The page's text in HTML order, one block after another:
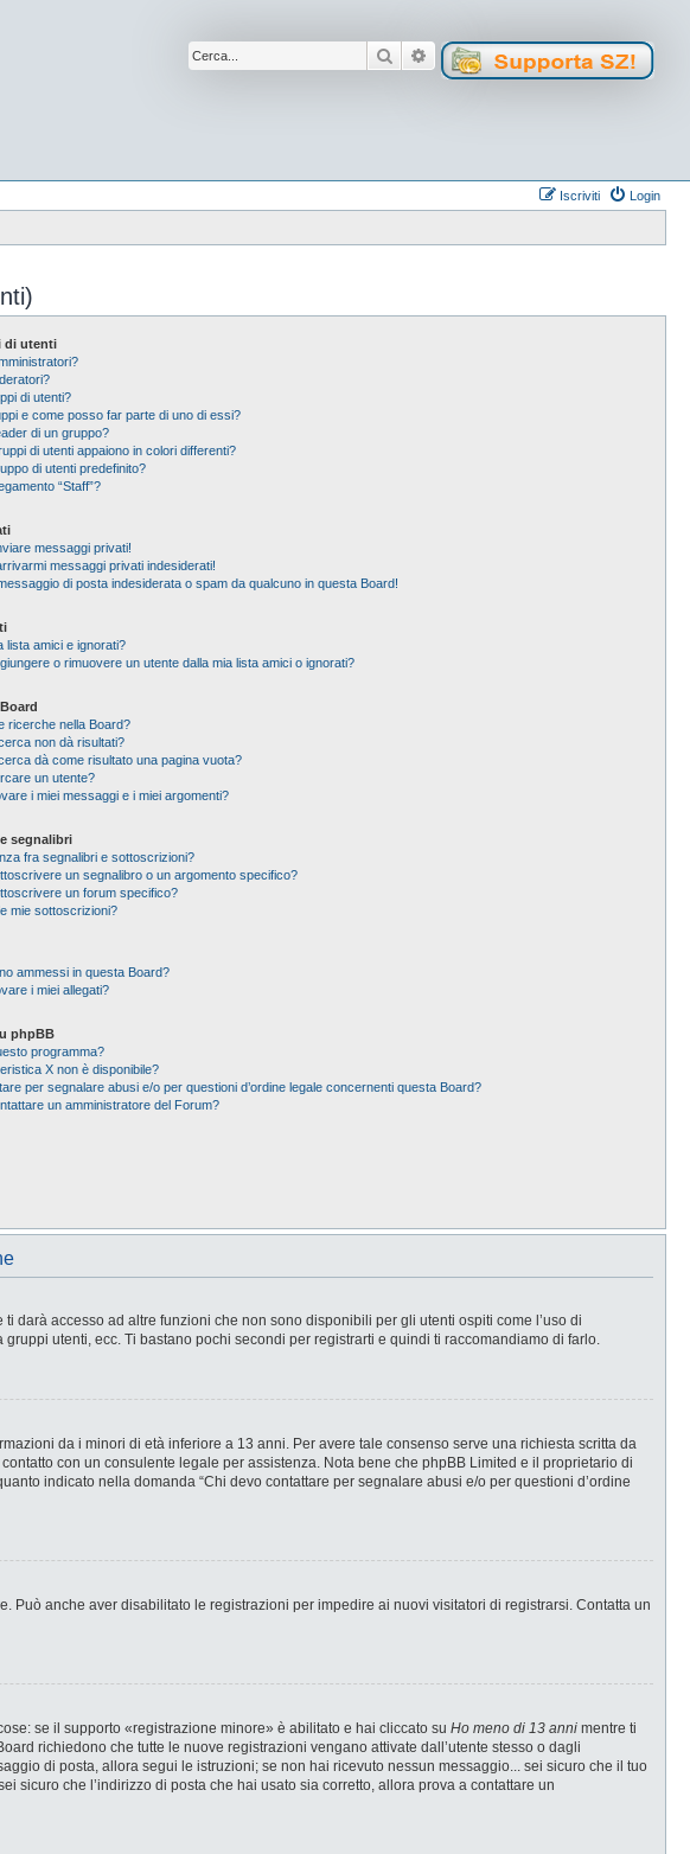
Cerca Ricerca avanzata
Login
Iscriviti
di utenti
di utenti?
e come posso far parte di uno di essi?
di un gruppo?
di utenti appaiono in colori differenti?
di utenti predefinito?
“Staff”?
messaggi privati!
messaggi privati indesiderati!
di posta indesiderata o spam da qualcuno in questa Board!
lista amici e ignorati?
o rimuovere un utente dalla mia lista amici o ignorati?
ricerche nella Board?
non dà risultati?
dà come risultato una pagina vuota?
un utente?
i miei messaggi e i miei argomenti?
segnalibri
fra segnalibri e sottoscrizioni?
un segnalibro o un argomento specifico?
un forum specifico?
mie sottoscrizioni?
ammessi in questa Board?
i miei allegati?
phpBB
programma?
X non è disponibile?
per segnalare abusi e/o per questioni d’ordine legale concernenti questa Board?
un amministratore del Forum?
accesso ad altre funzioni che non sono disponibili per gli utenti ospiti come l’uso di
utenti, ecc. Ti bastano pochi secondi per registrarti e quindi ti raccomandiamo di farlo.
da i minori di età inferiore a 13 anni. Per avere tale consenso serve una richiesta scritta da
con un consulente legale per assistenza. Nota bene che phpBB Limited e il proprietario di
indicato nella domanda “Chi devo contattare per segnalare abusi e/o per questioni d’ordine
Può anche aver disabilitato le registrazioni per impedire ai nuovi visitatori di registrarsi. Contatta un
se il supporto «registrazione minore» è abilitato e hai cliccato su Ho meno di 13 anni mentre ti
richiedono che tutte le nuove registrazioni vengano attivate dall’utente stesso o dagli
di posta, allora segui le istruzioni; se non hai ricevuto nessun messaggio... sei sicuro che il tuo
sicuro che l’indirizzo di posta che hai usato sia corretto, allora prova a contattare un